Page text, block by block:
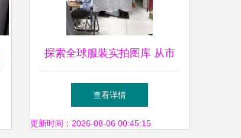
探索全球服装实拍图库 从市
场实景到展会零售的视角
查看详情
更新时间：2026-08-06 00:45:15